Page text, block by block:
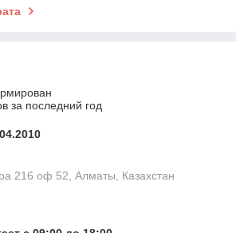
за последний год
216 оф 52, Алматы, Казахстан